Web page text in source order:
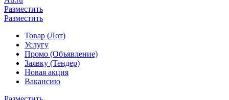
Разместить
Разместить
Товар (Лот)
Услугу
Промо (Объявление)
Заявку (Тендер)
Новая акция
Вакансию